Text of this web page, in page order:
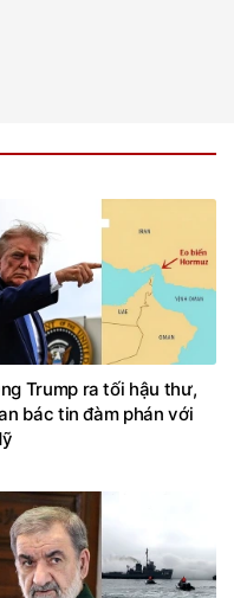
Trump ra tối hậu thư,
bác tin đàm phán với